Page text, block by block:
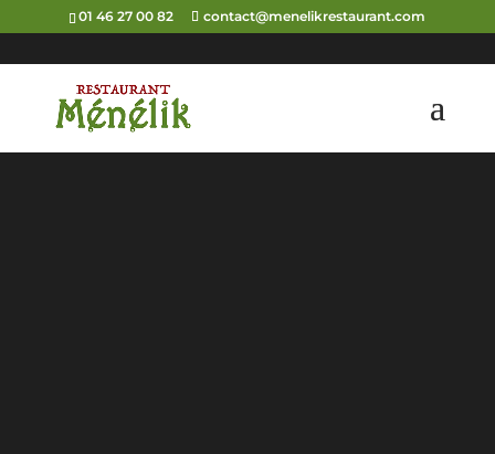
01 46 27 00 82 contact@menelikrestaurant.com